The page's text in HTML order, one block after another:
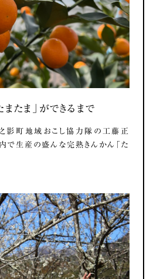
たま」ができるまで
町地域おこし協力隊の工藤正
で生産の盛んな完熟きんかん「た